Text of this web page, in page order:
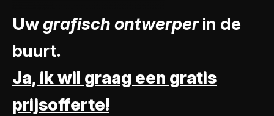
Uwgrafisch ontwerperin de
buurt.
Ja, ik wil graag een gratis
prijsofferte!